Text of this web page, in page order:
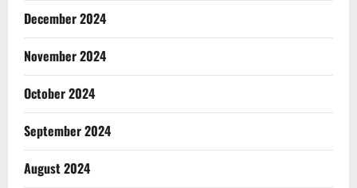
December 2024
November 2024
October 2024
September 2024
August 2024